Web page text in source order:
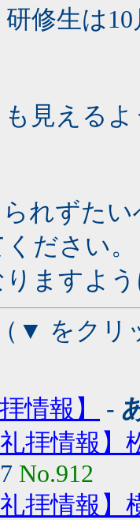
修生は
見える
れずた
ださい。
ますよ
（▼ をクリ
情報】 -
拝情報】
No.912
拝情報】